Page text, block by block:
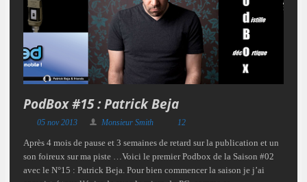
PodBox #15 : Patrick Beja
05 nov 2013 Monsieur Smith 12
Après 4 mois de pause et 3 semaines de retard sur la publication et un
son foireux sur ma piste …Voici le premier Podbox de la Saison #02
avec le N°15 : Patrick Beja. Pour bien commencer la saison je j’ai